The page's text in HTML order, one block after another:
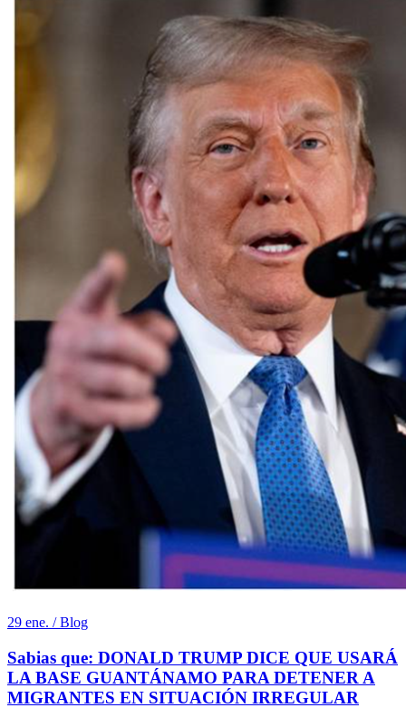
29 ene. / Blog
Sabias que: DONALD TRUMP DICE QUE USARÁ
LA BASE GUANTÁNAMO PARA DETENER A
MIGRANTES EN SITUACIÓN IRREGULAR